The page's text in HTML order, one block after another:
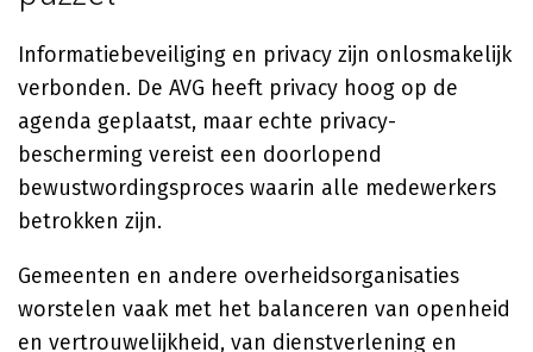
Informatiebeveiliging en privacy zijn onlosmakelijk
verbonden. De AVG heeft privacy hoog op de
agenda geplaatst, maar echte privacy-
bescherming vereist een doorlopend
bewustwordingsproces waarin alle medewerkers
betrokken zijn.
Gemeenten en andere overheidsorganisaties
worstelen vaak met het balanceren van openheid
en vertrouwelijkheid, van dienstverlening en